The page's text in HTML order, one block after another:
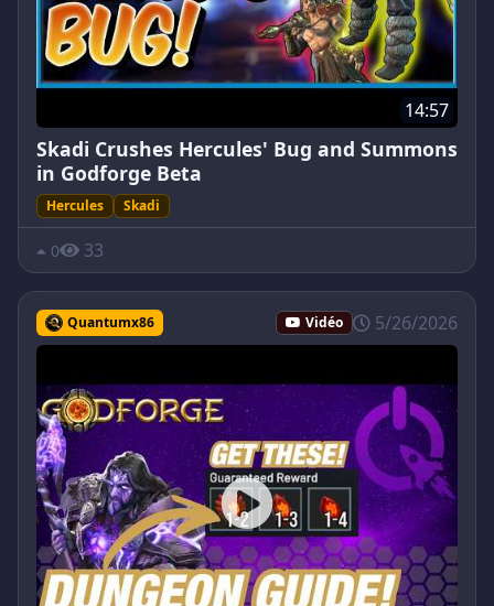
14:57
Skadi Crushes Hercules' Bug and Summons
in Godforge Beta
Hercules Skadi
0 33
Quantumx86 Vidéo 5/26/2026